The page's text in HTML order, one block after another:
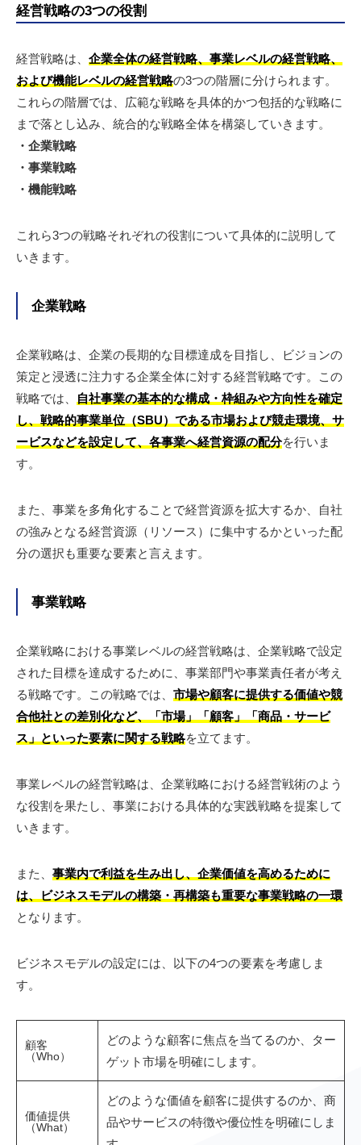
経営戦略の3つの役割
経営戦略は、 企業全体の経営戦略、事業レベルの経営戦略、
および機能レベルの経営戦略の3つの階層に分けられます。
これらの階層では、広範な戦略を具体的かつ包括的な戦略に
まで落とし込み、統合的な戦略全体を構築していきます。
・企業戦略
・事業戦略
・機能戦略
これら3つの戦略それぞれの役割について具体的に説明して
いきます。
企業戦略
企業戦略は、企業の長期的な目標達成を目指し、ビジョンの
策定と浸透に注力する企業全体に対する経営戦略です。この
戦略では、
自社事業の基本的な構成・枠組みや方向性を確定
し、戦略的事業単位（SBU）である市場および競走環境、サ
ービスなどを設定して、各事業へ経営資源の配分を行いま
す。
また、事業を多角化することで経営資源を拡大するか、自社
の強みとなる経営資源（リソース）に集中するかといった配
分の選択も重要な要素と言えます。
事業戦略
企業戦略における事業レベルの経営戦略は、企業戦略で設定
された目標を達成するために、事業部門や事業責任者が考え
る戦略です。この戦略では、 市場や顧客に提供する価値や競
合他社との差別化など、「市場」「顧客」「商品・サービ
ス」といった要素に関する戦略を立てます。
事業レベルの経営戦略は、企業戦略における経営戦術のよう
な役割を果たし、事業における具体的な実践戦略を提案して
いきます。
また、 事業内で利益を生み出し、企業価値を高めるために
は、ビジネスモデルの構築・再構築も重要な事業戦略の一環
となります。
ビジネスモデルの設定には、以下の4つの要素を考慮しま
す。
顧客
（Who）
どのような顧客に焦点を当てるのか、ター
ゲット市場を明確にします。
価値提供
（What）
どのような価値を顧客に提供するのか、商
品やサービスの特徴や優位性を明確にしま